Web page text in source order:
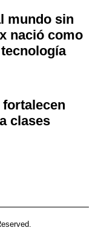
mundo sin
nació como
clases